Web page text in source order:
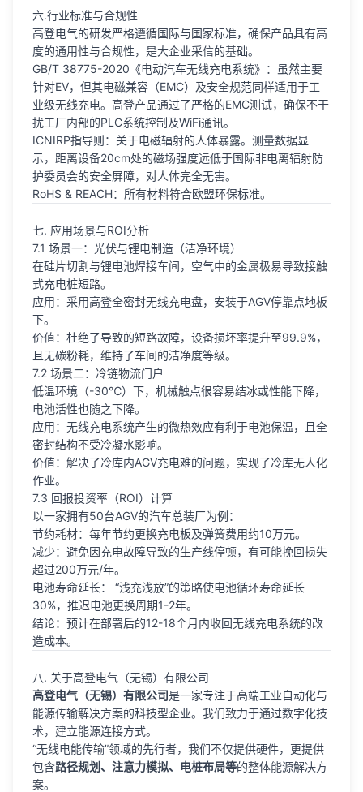
六.行业标准与合规性
高登电气的研发严格遵循国际与国家标准，确保产品具有高
度的通用性与合规性，是大企业采信的基础。
GB/T 38775-2020《电动汽车无线充电系统》：虽然主要
针对EV，但其电磁兼容（EMC）及安全规范同样适用于工
业级无线充电。高登产品通过了严格的EMC测试，确保不干
扰工厂内部的PLC系统控制及WiFi通讯。
ICNIRP指导则：关于电磁辐射的人体暴露。测量数据显
示，距离设备20cm处的磁场强度远低于国际非电离辐射防
护委员会的安全屏障，对人体完全无害。
RoHS & REACH：所有材料符合欧盟环保标准。
七. 应用场景与ROI分析
7.1 场景一：光伏与锂电制造（洁净环境）
在硅片切割与锂电池焊接车间，空气中的金属极易导致接触
式充电桩短路。
应用：采用高登全密封无线充电盘，安装于AGV停靠点地板
下。
价值：杜绝了导致的短路故障，设备损坏率提升至99.9%，
且无碳粉耗，维持了车间的洁净度等级。
7.2 场景二：冷链物流门户
低温环境（-30℃）下，机械触点很容易结冰或性能下降，
电池活性也随之下降。
应用：无线充电系统产生的微热效应有利于电池保温，且全
密封结构不受冷凝水影响。
价值：解决了冷库内AGV充电难的问题，实现了冷库无人化
作业。
7.3 回报投资率（ROI）计算
以一家拥有50台AGV的汽车总装厂为例：
节约耗材：每年节约更换充电板及弹簧费用约10万元。
减少：避免因充电故障导致的生产线停顿，有可能挽回损失
超过200万元/年。
电池寿命延长： “浅充浅放”的策略使电池循环寿命延长
30%，推迟电池更换周期1-2年。
结论：预计在部署后的12-18个月内收回无线充电系统的改
造成本。
八. 关于高登电气（无锡）有限公司
高登电气（无锡）有限公司是一家专注于高端工业自动化与
能源传输解决方案的科技型企业。我们致力于通过数字化技
术，建立能源连接方式。
“无线电能传输”领域的先行者，我们不仅提供硬件，更提供
包含路径规划、注意力模拟、电桩布局等的整体能源解决方
案。